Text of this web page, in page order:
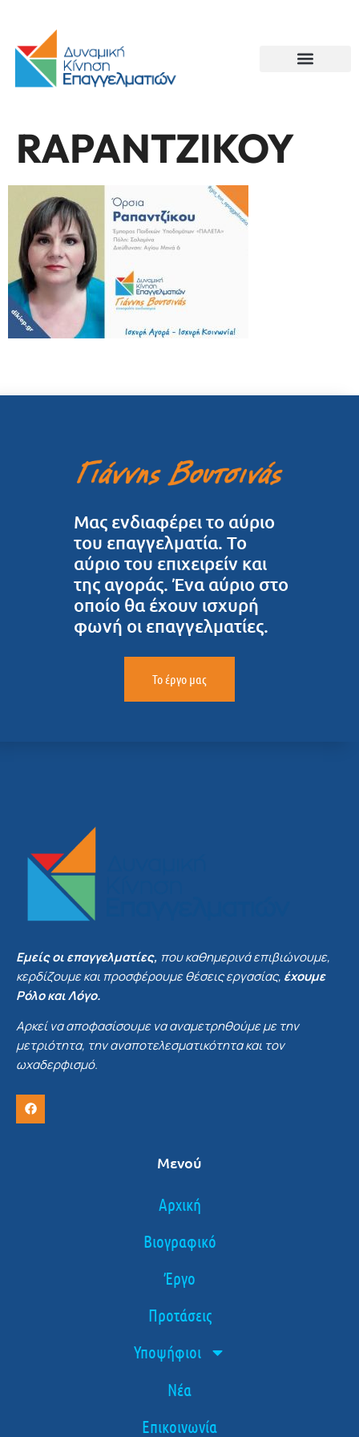
RAPANTZIKOY
Μας ενδιαφέρει το αύριο
του επαγγελματία. Το
αύριο του επιχειρείν και
της αγοράς. Ένα αύριο στο
οποίο θα έχουν ισχυρή
φωνή οι επαγγελματίες.
Το έργο μας
Εμείς οι επαγγελματίες, που καθημερινά επιβιώνουμε,
κερδίζουμε και προσφέρουμε θέσεις εργασίας, έχουμε
Ρόλο και Λόγο.
Αρκεί να αποφασίσουμε να αναμετρηθούμε με την
μετριότητα, την αναποτελεσματικότητα και τον
ωχαδερφισμό.
Μενού
Αρχική
Βιογραφικό
Έργο
Προτάσεις
Υποψήφιοι
Νέα
Επικοινωνία